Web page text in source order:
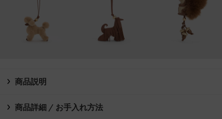
商品説明
商品詳細 / お手入れ方法